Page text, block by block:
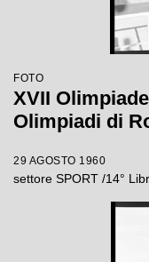
FOTO
XVII
Olimpiadi di
29 AGOSTO 1960
settore SPORT /14°